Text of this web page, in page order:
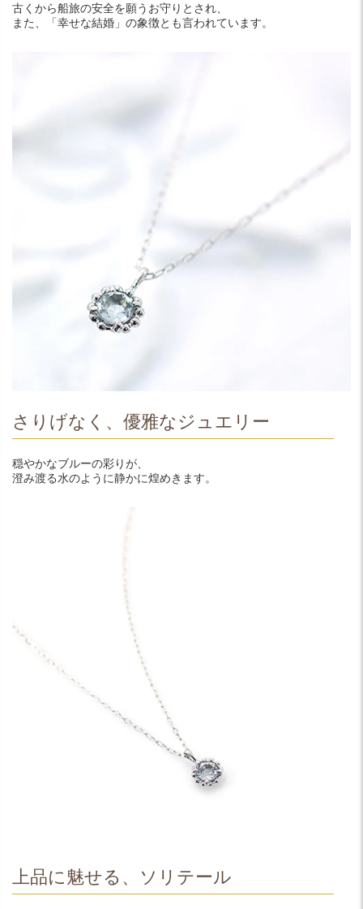
古くから船旅の安全を願うお守りとされ、
また、「幸せな結婚」の象徴とも言われています。
さりげなく、優雅なジュエリー
穏やかなブルーの彩りが、
澄み渡る水のように静かに煌めきます。
上品に魅せる、ソリテール